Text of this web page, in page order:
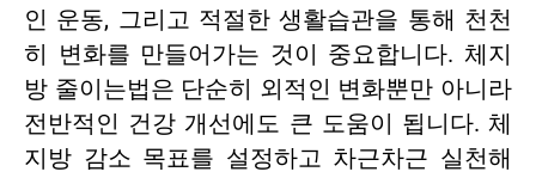
인 운동, 그리고 적절한 생활습관을 통해 천천
히 변화를 만들어가는 것이 중요합니다. 체지
방 줄이는법은 단순히 외적인 변화뿐만 아니라
전반적인 건강 개선에도 큰 도움이 됩니다. 체
지방 감소 목표를 설정하고 차근차근 실천해